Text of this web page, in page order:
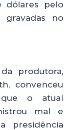
dólares pelo
gravadas no
produtora,
convenceu
o atual
mal e
presidência